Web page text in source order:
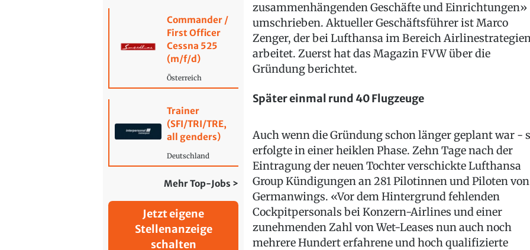
Commander /
First Officer
Cessna 525
(m/f/d)
Österreich
Trainer
(SFI/TRI/TRE,
all genders)
Deutschland
Mehr Top-Jobs >
Jetzt eigene
Stellenanzeige
schalten
zusammenhängenden Geschäfte und Einrichtungen»
umschrieben. Aktueller Geschäftsführer ist Marco
Zenger, der bei Lufthansa im Bereich
arbeitet. Zuerst hat das Magazin FVW über die
Gründung berichtet.
Später einmal rund 40 Flugzeuge
Auch wenn die Gründung schon länger geplant war -
erfolgte in einer heiklen Phase. Zehn Tage nach der
Eintragung der neuen Tochter verschickte Lufthansa
Group Kündigungen an 281 Pilotinnen und Piloten von
Germanwings. «Vor dem Hintergrund fehlenden
Cockpitpersonals bei Konzern-Airlines und einer
zunehmenden Zahl von Wet-Leases nun auch noch
mehrere Hundert erfahrene und hoch qualifizierte